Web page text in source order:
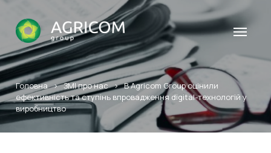
Головна>ЗМІ про нас>В Agricom Group оцінили
ефективність та ступінь впровадження digital-технологій у
виробництво